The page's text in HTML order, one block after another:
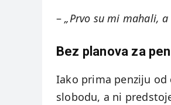
–„Prvo su mi mahali,
Bez planova za
Iako prima penziju od
slobodu, a ni